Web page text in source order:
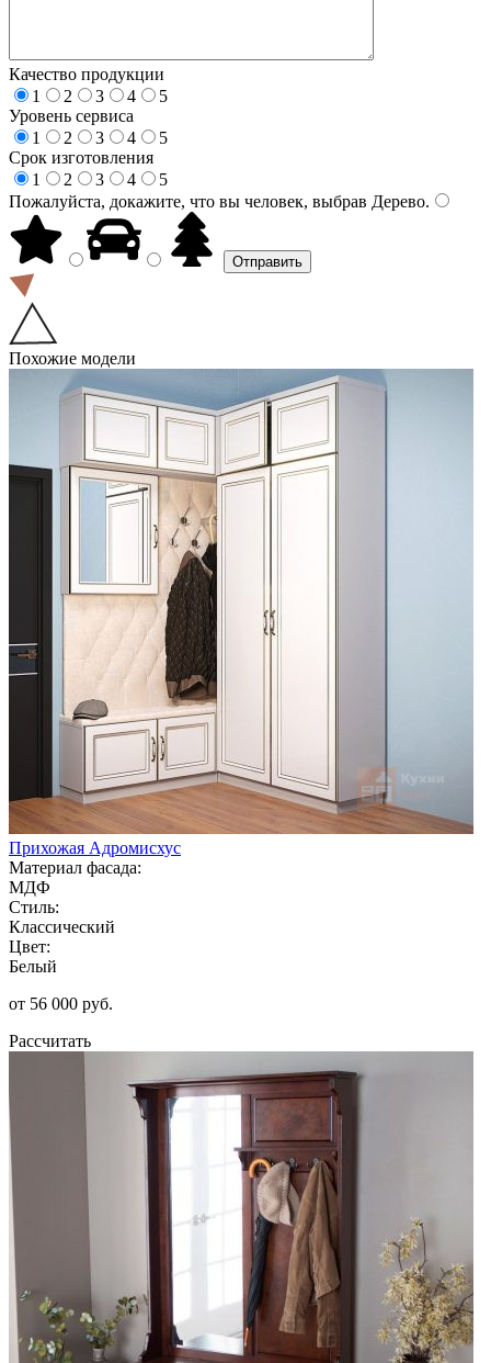
Качество продукции
1
2 3 4
5
Уровень сервиса
1
2 3 4
5
Срок изготовления
1
2 3 4
5
Пожалуйста, докажите, что вы человек, выбрав Дерево.
Похожие модели
Прихожая Адромисхус
Материал фасада:
МДФ
Стиль:
Классический
Цвет:
Белый
от 56 000 руб.
Рассчитать